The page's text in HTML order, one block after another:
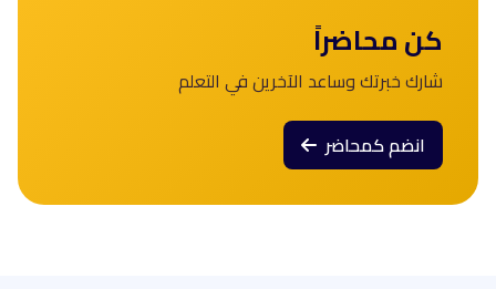
كن محاضراً
شارك خبرتك وساعد الآخرين في التعلم
انضم كمحاضر